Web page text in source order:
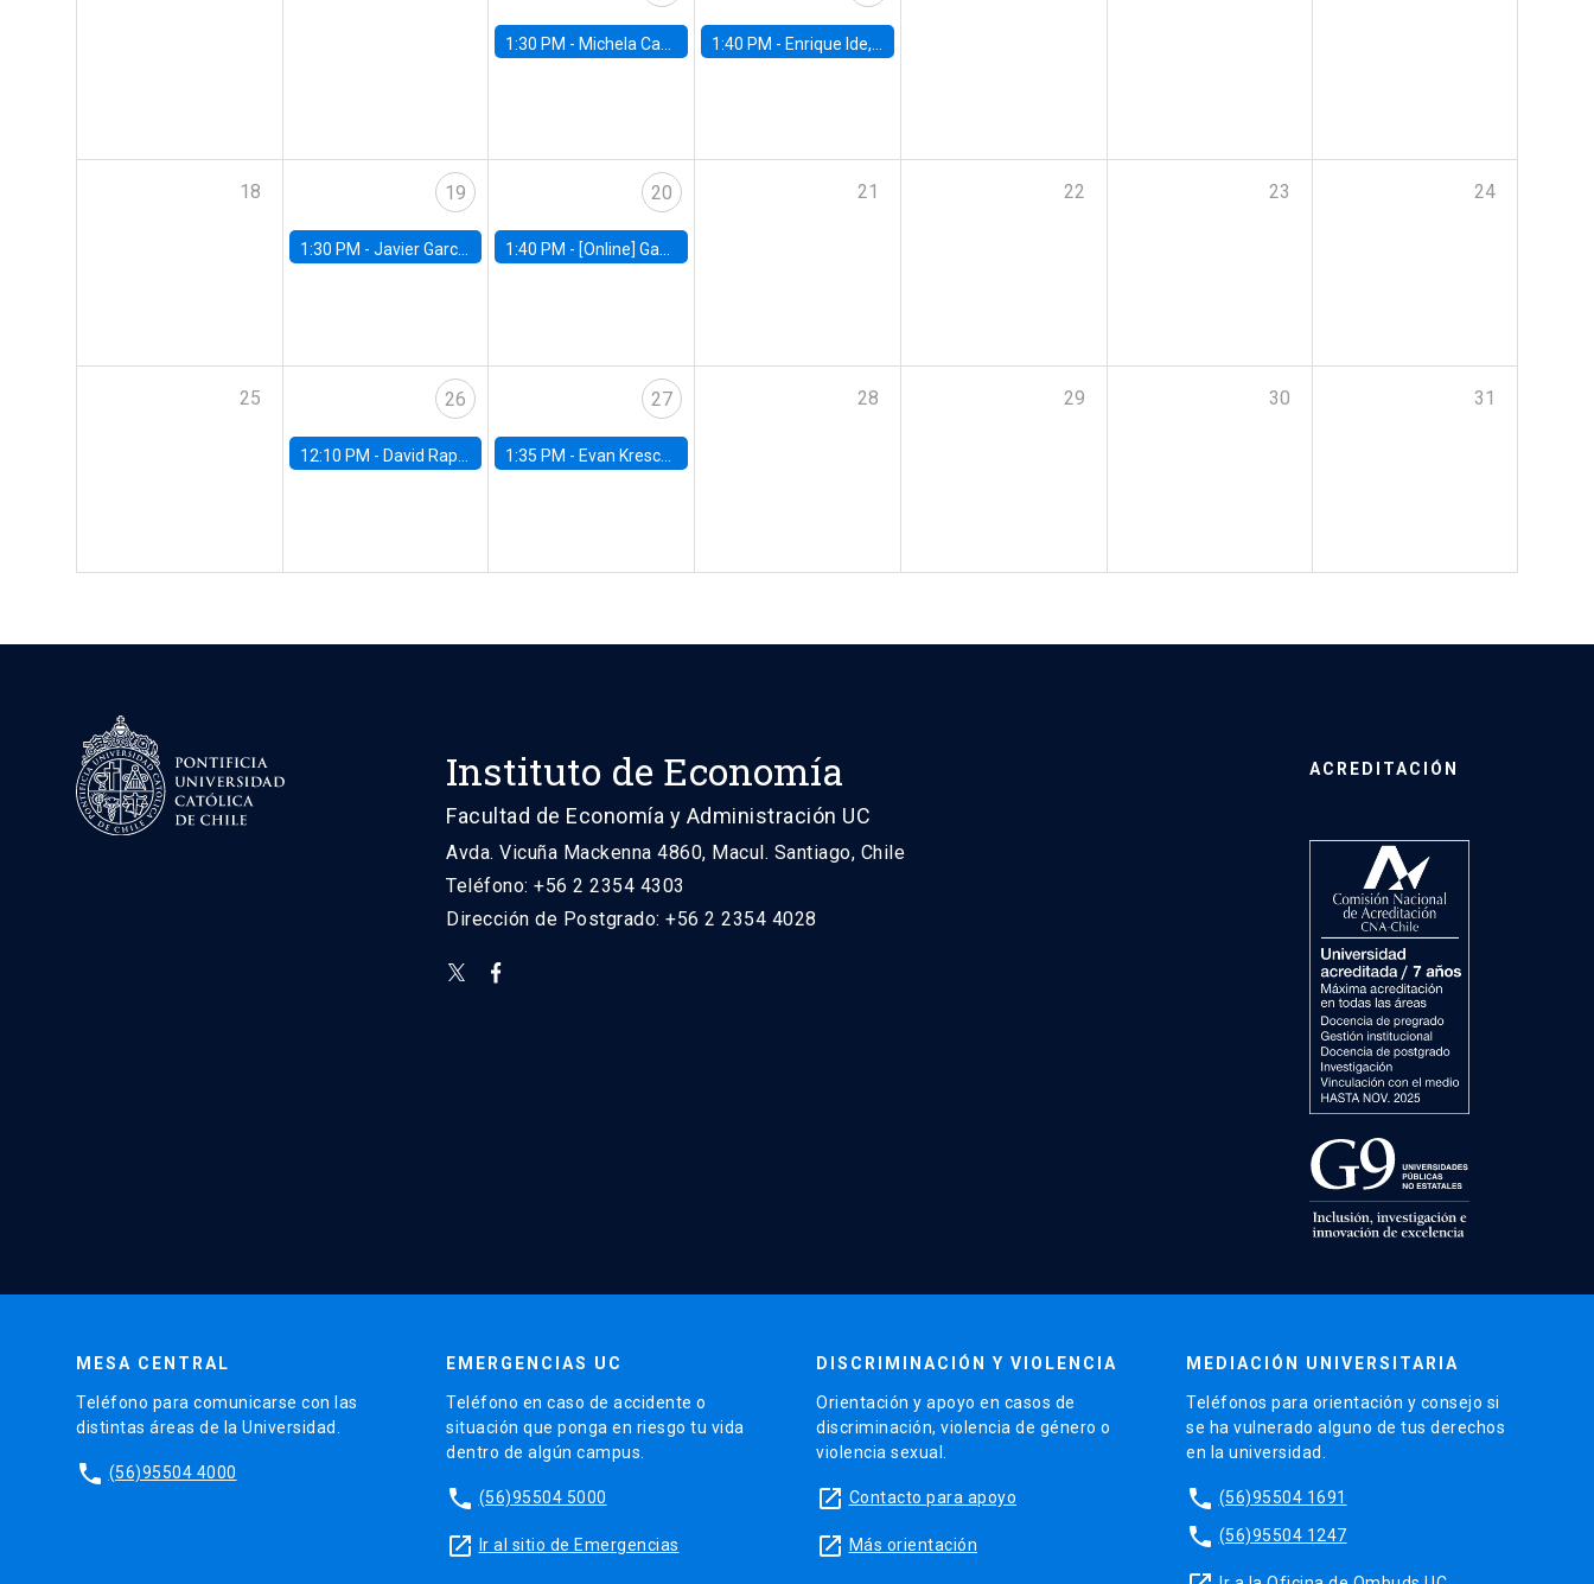
1:30 PM - Michela Carlana, Harvard Kennedy School 1:40 PM - Enrique Ide, IESE
18 19
1:30 PM - Javier Garcia Cicco, Universidad de San Andres
20
1:40 PM - [Online] Gabriel Englander, World Bank
21 22 23 24
25 26
12:10 PM - David Rappoport, FED Board
27
1:35 PM - Evan Kresch, Oberlin College
28 29 30 31
Instituto de Economía
Facultad de Economía y Administración UC
Avda. Vicuña Mackenna 4860, Macul. Santiago, Chile
Teléfono: +56 2 2354 4303
Dirección de Postgrado: +56 2 2354 4028
ACREDITACIÓN
MESA CENTRAL
Teléfono para comunicarse con las
distintas áreas de la Universidad.
phone (56)95504 4000
EMERGENCIAS UC
Teléfono en caso de accidente o
situación que ponga en riesgo tu vida
dentro de algún campus.
phone (56)95504 5000
launch Ir al sitio de Emergencias
DISCRIMINACIÓN Y VIOLENCIA
Orientación y apoyo en casos de
discriminación, violencia de género o
violencia sexual.
launch Contacto para apoyo
launch Más orientación
MEDIACIÓN UNIVERSITARIA
Teléfonos para orientación y consejo si
se ha vulnerado alguno de tus derechos
en la universidad.
phone (56)95504 1691
phone (56)95504 1247